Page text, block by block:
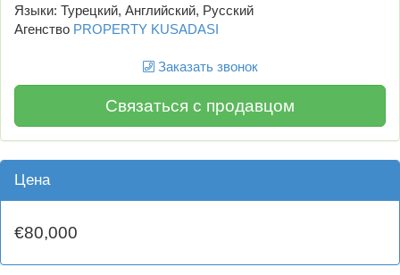
Языки: Турецкий, Английский, Русский
Агенство PROPERTY KUSADASI
Заказать звонок
Связаться с продавцом
Цена
€80,000